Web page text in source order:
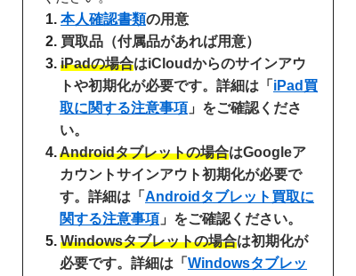
本人確認書類の用意
買取品（付属品があれば用意）
iPadの場合はiCloudからのサインアウ
トや初期化が必要です。詳細は「 iPad買
取に関する注意事項 」をご確認くださ
い。
Androidタブレットの場合はGoogleア
カウントサインアウト初期化が必要で
す。詳細は「 Androidタブレット買取に
関する注意事項 」をご確認ください。
Windowsタブレットの場合は初期化が
必要です。詳細は「 Windowsタブレッ